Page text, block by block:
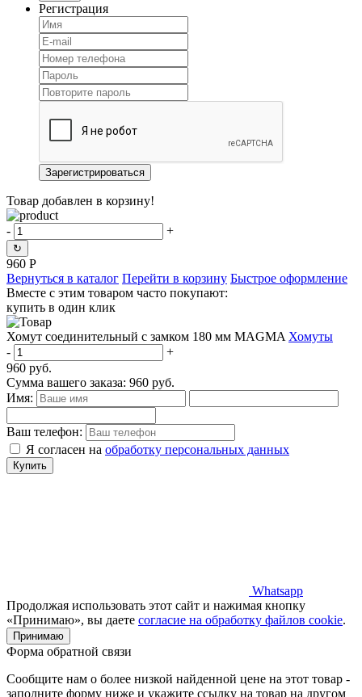
Регистрация
Товар добавлен в корзину!
- +
↻
960 Р
Вернуться в каталог Перейти в корзину Быстрое оформление
Вместе с этим товаром часто покупают:
купить в один клик
Хомут соединительный с замком 180 мм MAGMA Хомуты
-
+
960 руб.
Сумма вашего заказа: 960 руб.
Имя:
Ваш телефон:
Я согласен на обработку персональных данных
Купить
Whatsapp
Продолжая использовать этот сайт и нажимая кнопку
«Принимаю», вы даете согласие на обработку файлов cookie.
Принимаю
Форма обратной связи
Сообщите нам о более низкой найденной цене на этот товар -
заполните форму ниже и укажите ссылку на товар на другом